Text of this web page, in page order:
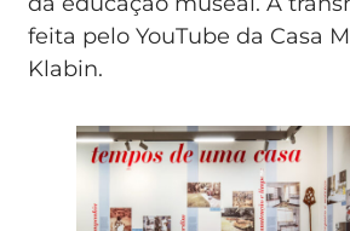
feita pelo YouTube da Casa
Klabin.